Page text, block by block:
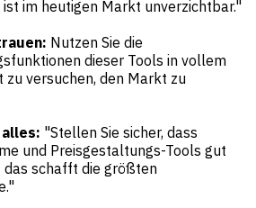
im heutigen Markt unverzichtbar."
Nutzen Sie die
dieser Tools in vollem
zu versuchen, den Markt zu
"Stellen Sie sicher, dass
und Preisgestaltungs-Tools gut
schafft die größten